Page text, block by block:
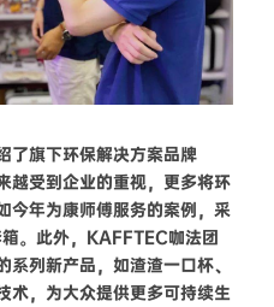
了旗下环保解决方案品牌
越受到企业的重视，更多将环
今年为康师傅服务的案例，采
。此外，KAFFTEC咖法团
列新产品，如渣渣一口杯、
术，为大众提供更多可持续生